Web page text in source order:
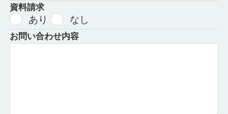
資料請求
あり なし
お問い合わせ内容